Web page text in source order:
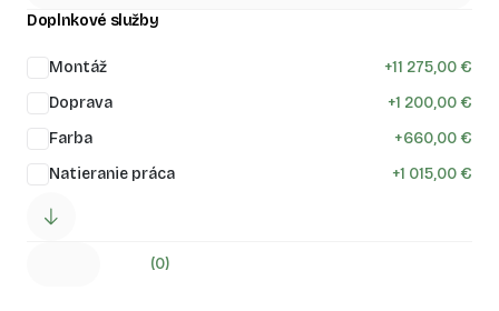
Doplnkové služby
Montáž +11 275,00 €
Doprava
+1 200,00 €
Farba
+660,00 €
Natieranie práca
+1 015,00 €
(0)